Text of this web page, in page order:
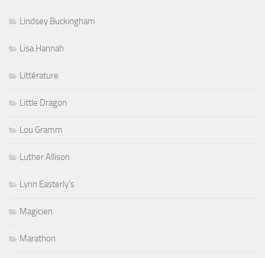
Lindsey Buckingham
Lisa Hannah
Littérature
Little Dragon
Lou Gramm
Luther Allison
Lynn Easterly's
Magicien
Marathon